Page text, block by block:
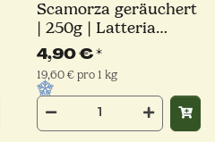
Scamorza geräuchert
| 250g | Latteria
Sorrentina
4,90 €*
19,60 € pro 1 kg